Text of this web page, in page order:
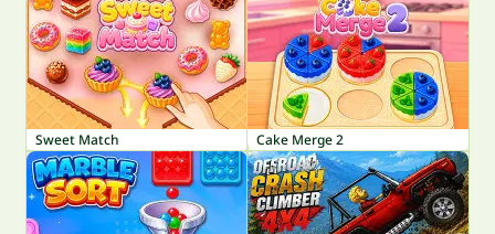
Sweet Match Cake Merge 2